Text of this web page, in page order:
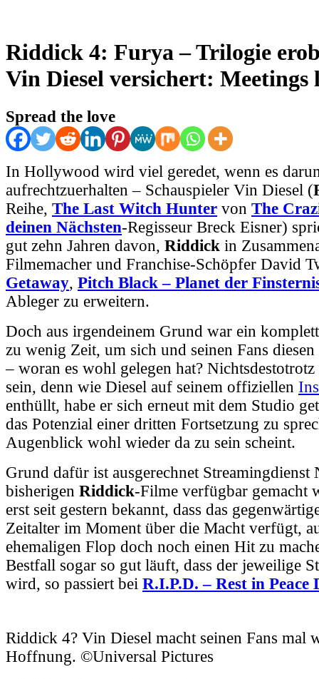
Riddick 4: Furya – Trilogie
Vin Diesel versichert: Meetings
Spread the love
In Hollywood wird viel geredet, wenn es
aufrechtzuerhalten – Schauspieler Vin Diesel (
Reihe, The Last Witch Hunter von The
deinen Nächsten-Regisseur Breck Eisner)
gut zehn Jahren davon, Riddick in
Filmemacher und Franchise-Schöpfer David
Getaway, Pitch Black – Planet der
Ableger zu erweitern.
Doch aus irgendeinem Grund war ein
zu wenig Zeit, um sich und seinen Fans
– woran es wohl gelegen hat?
sein, denn wie Diesel auf seinem offiziellen
enthüllt, habe er sich erneut mit dem Studio
das Potenzial einer dritten Fortsetzung zu
Augenblick wohl wieder da zu sein scheint.
Grund dafür ist ausgerechnet
bisherigen Riddick-Filme verfügbar gemacht
erst seit gestern bekannt, dass das
Zeitalter im Moment über die Macht verfügt,
ehemaligen Flop doch noch einen Hit zu
Bestfall sogar so gut läuft, dass der jeweilige
wird, so passiert bei R.I.P.D. – Rest in Peace
Riddick 4? Vin Diesel macht seinen Fans mal
Hoffnung. ©Universal Pictures